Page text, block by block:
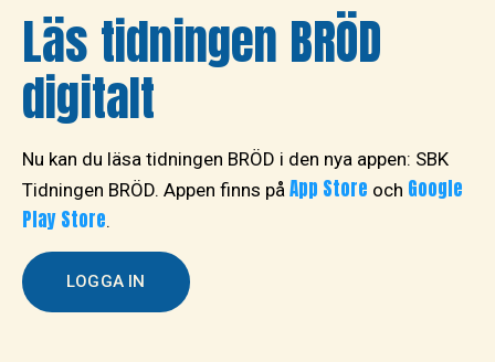
Läs tidningen BRÖD
digitalt
Nu kan du läsa tidningen BRÖD i den nya appen: SBK
Tidningen BRÖD. Appen finns på App Store och Google
Play Store.
LOGGA IN